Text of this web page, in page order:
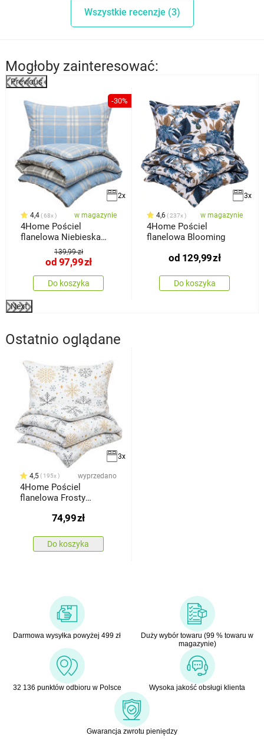
Wszystkie recenzje (3)
Mogłoby zainteresować:
Previous
-30%
2x
4,4 68x w magazynie
4Home Pościel
flanelowa Niebieska
139,99 zł
od 97,99zł
Do koszyka
3x
4,6 237x w magazynie
4Home Pościel
flanelowa Blooming
od 129,99zł
Do koszyka
Next
Ostatnio oglądane
3x
4,5 195x wyprzedano
4Home Pościel
flanelowa Frosty
cm, 70 x 90 cm
74,99zł
Do koszyka
Darmowa wysyłka powyżej 499 zł
Duży wybór towaru (99 % towaru w
magazynie)
32 136 punktów odbioru w Polsce Wysoka jakość obsługi klienta
Gwarancja zwrotu pieniędzy